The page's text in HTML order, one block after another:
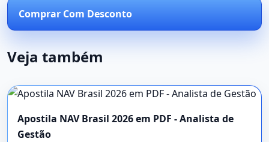
Comprar Com Desconto
Veja também
Apostila NAV Brasil 2026 em PDF - Analista de
Gestão